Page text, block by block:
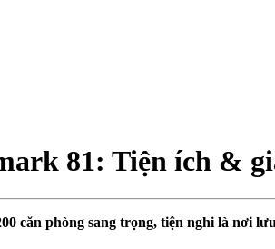
81: Tiện ích &
căn phòng sang trọng, tiện nghi là nơi